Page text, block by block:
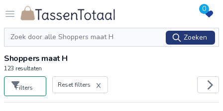
Open menu
Logo Tassentotaal.nl 0
Zoeken
Zoeken
Shoppers maat H
123 resultaten
Filters Reset filters